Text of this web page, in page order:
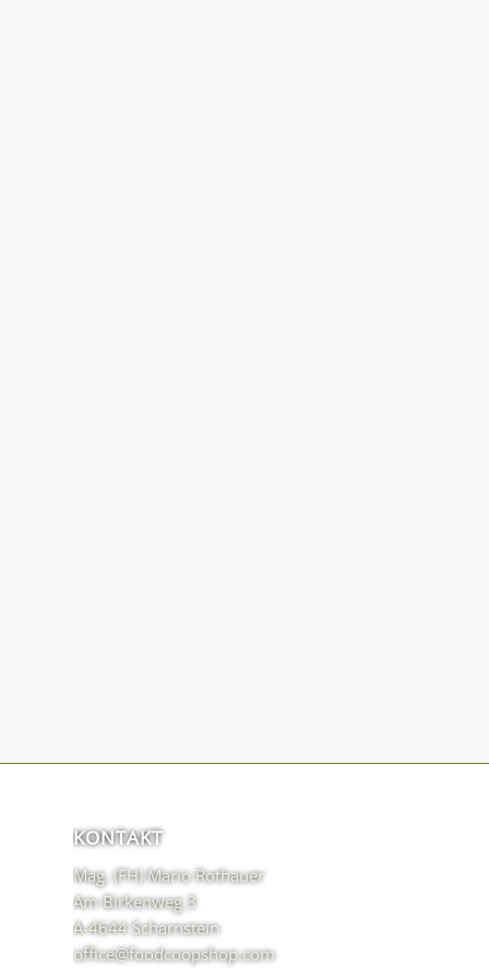
KONTAKT
Mag. (FH) Mario Rothauer
Am Birkenweg 3
A-4644 Scharnstein
office@foodcoopshop.com